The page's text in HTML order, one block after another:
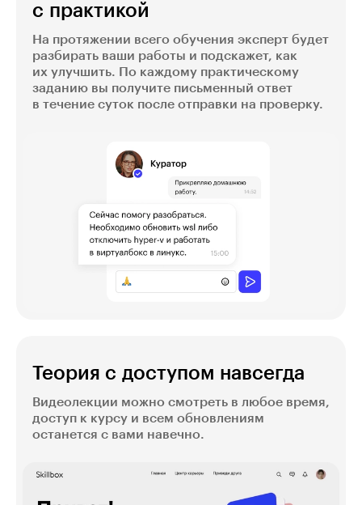
с практикой
На протяжении всего обучения эксперт будет
разбирать ваши работы и подскажет, как
их улучшить. По каждому практическому
заданию вы получите письменный ответ
в течение суток после отправки на проверку.
Теория с доступом навсегда
Видеолекции можно смотреть в любое время,
доступ к курсу и всем обновлениям
останется с вами навечно.